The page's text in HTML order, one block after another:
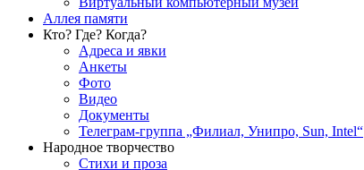
Аллея памяти
Кто? Где? Когда?
Адреса и явки
Анкеты
Фото
Видео
Документы
Телеграм-группа „Филиал, Унипро, Sun, Intel“
Народное творчество
Стихи и проза